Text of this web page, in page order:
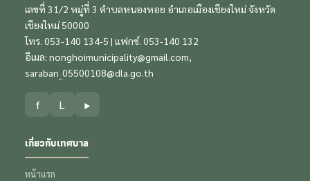
เลขที่ 31/2 หมู่ที่ 3 ตำบลหนองหอย อำเภอเมืองเชียงใหม่ จังหวัด
เชียงใหม่ 50000
โทร. 053-140 134-5 | แฟกซ์. 053-140 132
อีเมล: nonghoimunicipality@gmail.com,
saraban_05500108@dla.go.th
f L ▶
เกี่ยวกับเทศบาล
หน้าแรก